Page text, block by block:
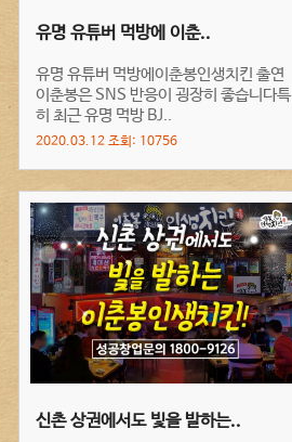
유명 유튜버 먹방에 이춘..
유명 유튜버 먹방에이춘봉인생치킨 출연
이춘봉은 SNS 반응이 굉장히 좋습니다특
히 최근 유명 먹방 BJ..
2020.03.12 조회: 10756
신촌 상권에서도 빛을 발하는..